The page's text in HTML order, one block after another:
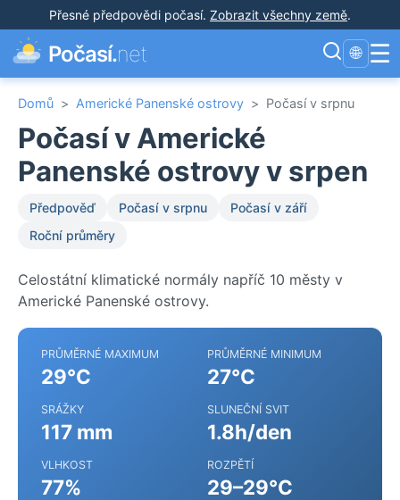
Přesné předpovědi počasí. Zobrazit všechny země.
Počasí.net 🌐 ☰
Domů > Americké Panenské ostrovy > Počasí v srpnu
Počasí v Americké
Panenské ostrovy v srpen
Předpověď Počasí v srpnu
Počasí v září
Roční průměry
Celostátní klimatické normály napříč 10 městy v
Americké Panenské ostrovy.
PRŮMĚRNÉ MAXIMUM
29°C
PRŮMĚRNÉ MINIMUM
27°C
SRÁŽKY
117 mm
SLUNEČNÍ SVIT
1.8h/den
VLHKOST
77%
ROZPĚTÍ
29–29°C